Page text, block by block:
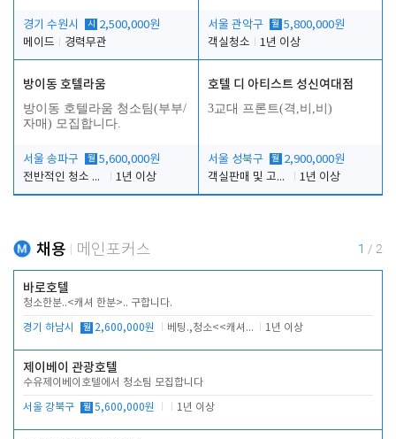
경기 수원시 시
2,500,000원
메이드
경력무관
서울 관악구 월 5,800,000원
객실청소
1년 이상
방이동 호텔라움
방이동 호텔라움 청소팀(부부/
자매) 모집합니다.
서울 송파구 월 5,600,000원
전반적인 청소 업무(객실청소.객실정리)
1년 이상
호텔 디 아티스트 성신여대점
3교대 프론트(격,비,비)
서울 성북구 월 2,900,000원
객실판매 및 고객응대
1년 이상
채용 메인포커스 1 / 2
바로호텔
청소한분..<캐셔 한분>.. 구합니다.
경기 하남시 월 2,600,000원 베팅.,청소<<캐셔 모셔봅니다. 1년 이상
제이베이 관광호텔
수유제이베이호텔에서 청소팀 모집합니다
서울 강북구 월 5,600,000원 1년 이상